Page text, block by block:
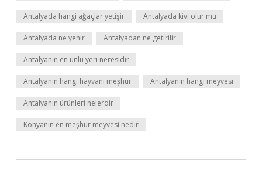
Antalyada hangi ağaçlar yetişir Antalyada kivi olur mu
Antalyada ne yenir Antalyadan ne getirilir
Antalyanın en ünlü yeri neresidir
Antalyanın hangi hayvanı meşhur Antalyanın hangi meyvesi
Antalyanın ürünleri nelerdir
Konyanın en meşhur meyvesi nedir